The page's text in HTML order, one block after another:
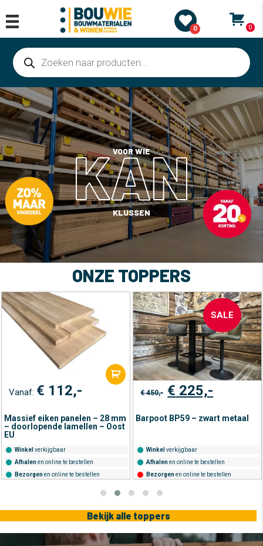
0 0
Producten
zoeken
VOOR WIE
KAN
KLUSSEN
ONZE TOPPERS
€112,-
panelen – 28 mm
lamellen – Oost
verkijgbaar
en online te bestellen
en online te bestellen
SALE
Oorspronkelijke
prijs
was:
€ 450,-.
€225,- Huidige
prijs
is:
€ 225,-.
Barpoot BP59 – zwart metaal
verkijgbaar
en online te bestellen
Bezorgen en online te bestellen
Bekijk alle toppers